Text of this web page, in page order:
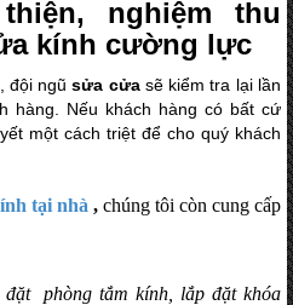
nghiệm thu
kính cường lực
đội ngũsửa cửasẽ kiểm tra lại lần
hàng. Nếu khách hàng có bất cứ
một cách triệt để cho quý khách
tại nhà , chúng tôi còn cung cấp
phòng tắm kính, lắp đặt khóa